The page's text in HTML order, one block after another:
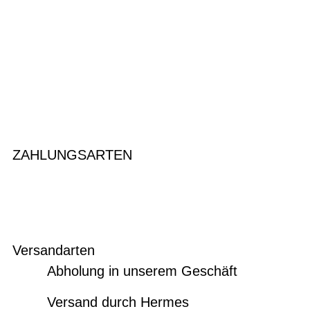
ZAHLUNGSARTEN
Versandarten
Abholung in unserem Geschäft
Versand durch Hermes